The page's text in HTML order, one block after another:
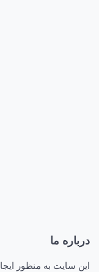
درباره ما
این سایت به منظور